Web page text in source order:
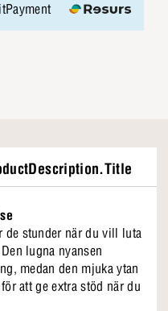
de stunder när du vill luta
lugna nyansen
medan den mjuka ytan
att ge extra stöd när du